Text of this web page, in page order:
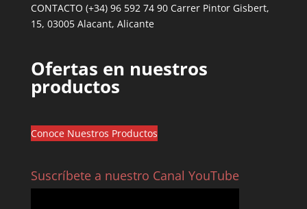
CONTACTO (+34) 96 592 74 90 Carrer Pintor Gisbert,
15, 03005 Alacant, Alicante
Ofertas en nuestros
productos
Conoce Nuestros Productos
Suscríbete a nuestro Canal YouTube